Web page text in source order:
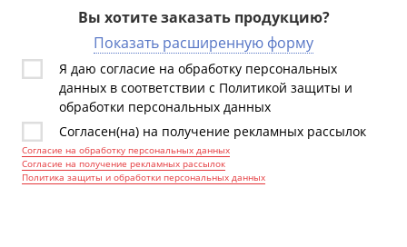
Вы хотите заказать продукцию?
Показать расширенную форму
Я даю согласие на обработку персональных
данных в соответствии с Политикой защиты и
обработки персональных данных
Согласен(на) на получение рекламных рассылок
Согласие на обработку персональных данных
Согласие на получение рекламных рассылок
Политика защиты и обработки персональных данных